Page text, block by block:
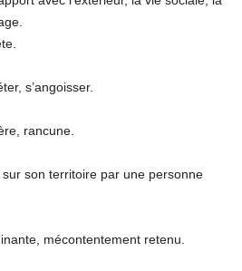
s’angoisser.
rancune.
son territoire par une personne
mécontentement retenu.